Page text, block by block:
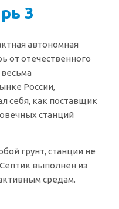
3
автономная
от отечественного
России,
себя, как поставщик
станций
грунт, станции не
выполнен из
средам.